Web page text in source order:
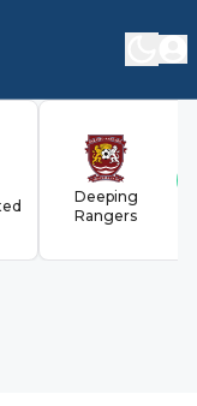
Deeping
Rangers